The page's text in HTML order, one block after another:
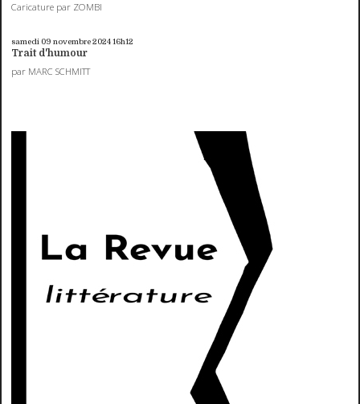
Caricature par ZOMBI
samedi 09 novembre 202416h12
Trait d'humour
par MARC SCHMITT